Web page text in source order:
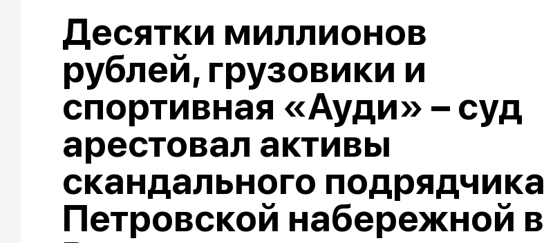
Десятки миллионов
рублей, грузовики и
спортивная «Ауди» – суд
арестовал активы
скандального подрядчика
Петровской набережной в